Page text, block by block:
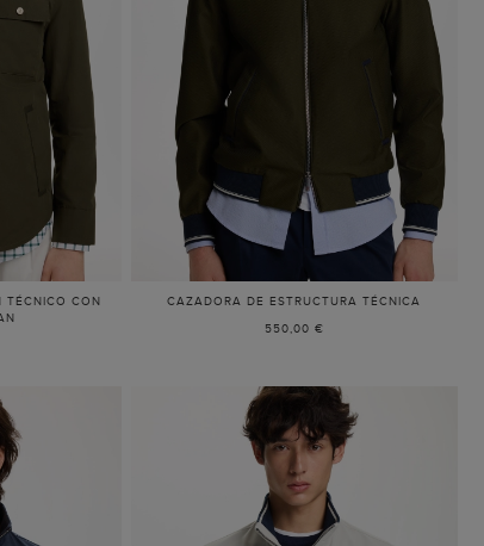
TÉCNICO CON
CAZADORA DE ESTRUCTURA TÉCNICA
550,00 €